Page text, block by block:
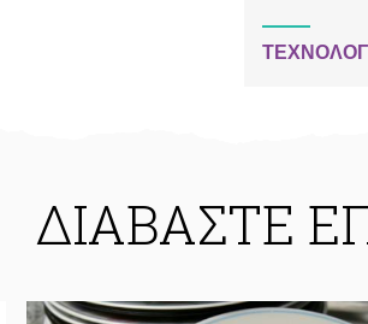
ΔΙΑΒΑΣΤΕ